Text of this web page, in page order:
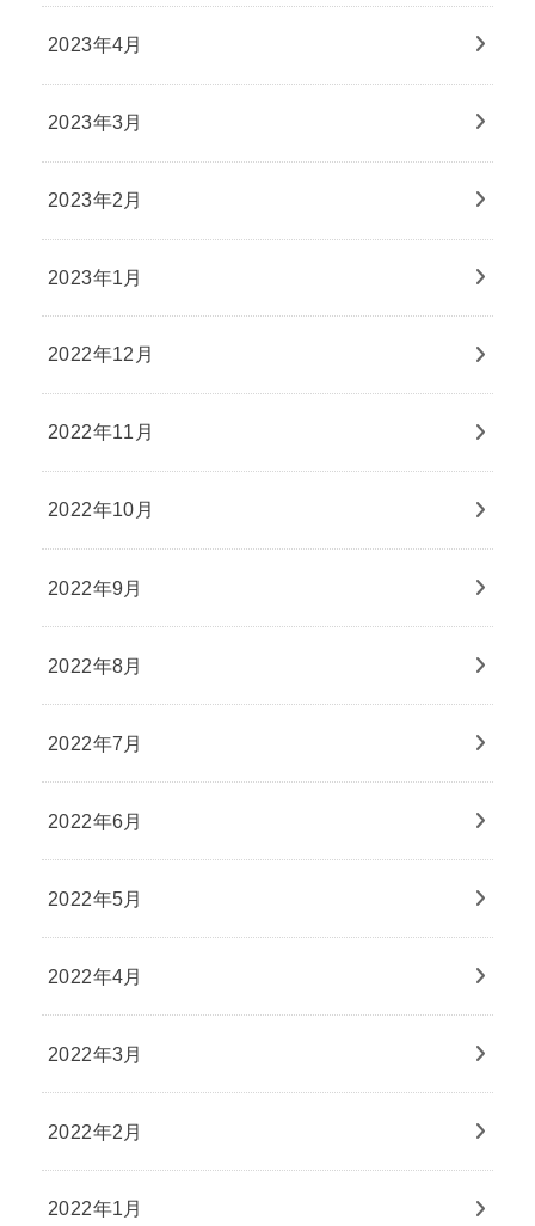
2023年4月
2023年3月
2023年2月
2023年1月
2022年12月
2022年11月
2022年10月
2022年9月
2022年8月
2022年7月
2022年6月
2022年5月
2022年4月
2022年3月
2022年2月
2022年1月